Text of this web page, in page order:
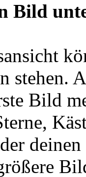
Bild
stehen.
Bild